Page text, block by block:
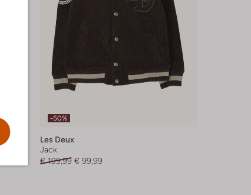
-50%
Les Deux
Jack
€ 199,99 € 99,99